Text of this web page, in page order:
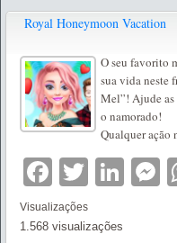
Royal Honeymoon Vacation
O seu favorito
sua vida neste
Mel”! Ajude as
o namorado!
Qualquer ação
Twitter
Visualizações
1.568 visualizações